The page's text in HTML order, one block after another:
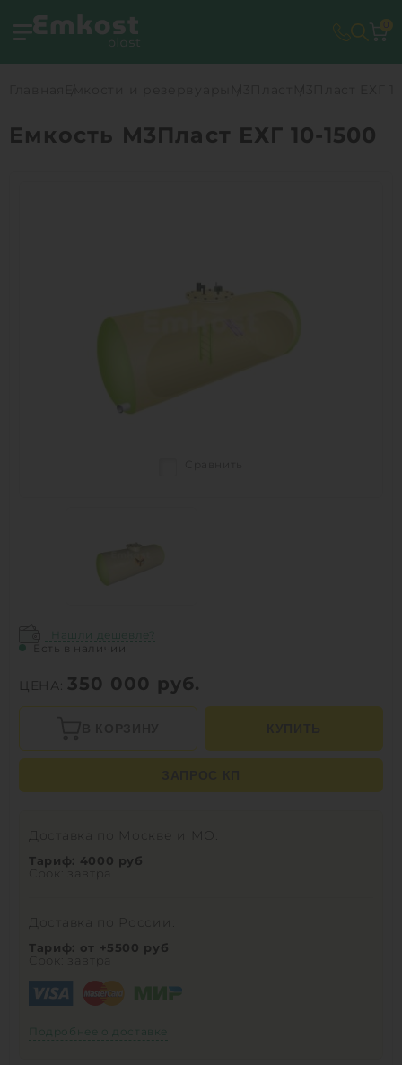
Емкость М3Пласт ЕХГ 10-1500
Нашли дешевле?
Есть в наличии
ЦЕНА: 350 000 руб.
Доставка по Москве и МО:
Тариф: 4000 руб
Срок: завтра
Доставка по России:
Тариф: от +5500 руб
Срок: завтра
Подробнее о доставке